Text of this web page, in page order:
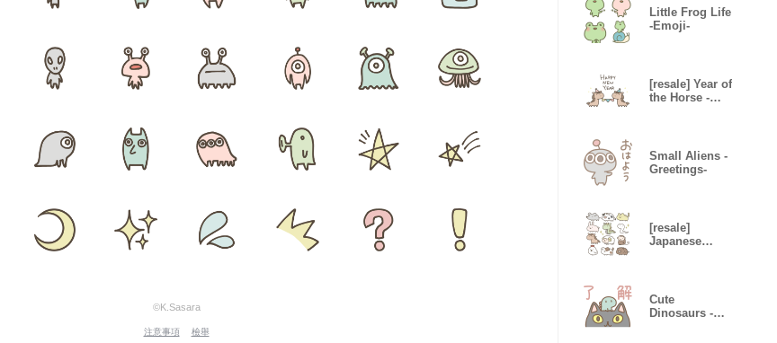
©K.Sasara
注意事項 檢舉
Little Frog Life
-Emoji-
[resale] Year of
the Horse -
Small Aliens -
Greetings-
[resale]
Japanese
Cute
Dinosaurs -